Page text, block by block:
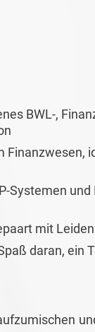
BWL-,
Finanzwesen,
Systemen
mit
daran, ein